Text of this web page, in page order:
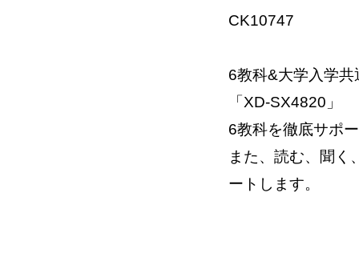
CK10747
6教科&大学入学
「XD-SX4820」
6教科を徹底サポ
また、読む、聞く
ートします。